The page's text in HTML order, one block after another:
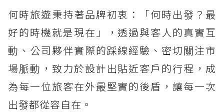
何時旅遊秉持著品牌初衷：「何時出發？最
好的時機就是現在」，透過與客人的真實互
動、公司夥伴實際的踩線經驗、密切關注市
場脈動，致力於設計出貼近客戶的行程，成
為每一位旅客在外最堅實的後盾，讓每一次
出發都從容自在。